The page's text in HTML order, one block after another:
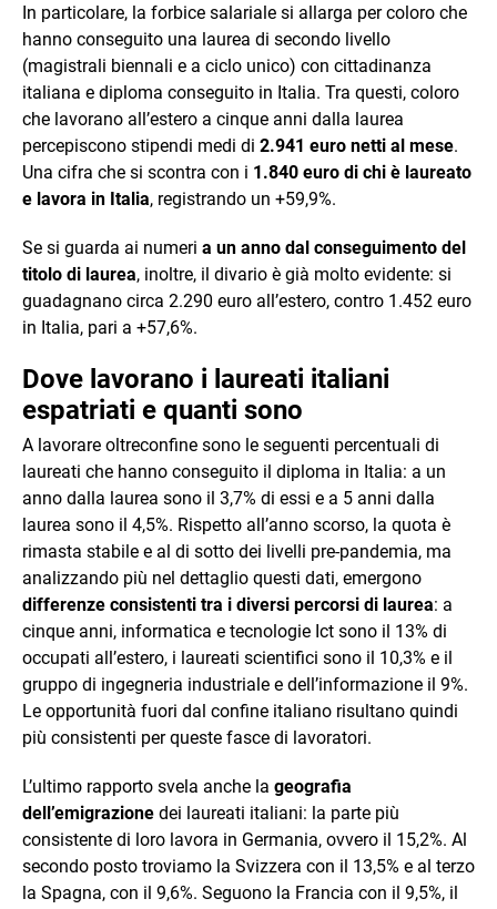
In particolare, la forbice salariale si allarga per coloro che
hanno conseguito una laurea di secondo livello
(magistrali biennali e a ciclo unico) con cittadinanza
italiana e diploma conseguito in Italia. Tra questi, coloro
che lavorano all’estero a cinque anni dalla laurea
percepiscono stipendi medi di 2.941 euro netti al mese.
Una cifra che si scontra con i 1.840 euro di chi è laureato
e lavora in Italia, registrando un +59,9%.
Se si guarda ai numeri a un anno dal conseguimento del
titolo di laurea, inoltre, il divario è già molto evidente: si
guadagnano circa 2.290 euro all’estero, contro 1.452 euro
in Italia, pari a +57,6%.
Dove lavorano i laureati italiani
espatriati e quanti sono
A lavorare oltreconfine sono le seguenti percentuali di
laureati che hanno conseguito il diploma in Italia: a un
anno dalla laurea sono il 3,7% di essi e a 5 anni dalla
laurea sono il 4,5%. Rispetto all’anno scorso, la quota è
rimasta stabile e al di sotto dei livelli pre-pandemia, ma
analizzando più nel dettaglio questi dati, emergono
differenze consistenti tra i diversi percorsi di laurea: a
cinque anni, informatica e tecnologie Ict sono il 13% di
occupati all’estero, i laureati scientifici sono il 10,3% e il
gruppo di ingegneria industriale e dell’informazione il 9%.
Le opportunità fuori dal confine italiano risultano quindi
più consistenti per queste fasce di lavoratori.
L’ultimo rapporto svela anche la geografia
dell’emigrazione dei laureati italiani: la parte più
consistente di loro lavora in Germania, ovvero il 15,2%. Al
secondo posto troviamo la Svizzera con il 13,5% e al terzo
la Spagna, con il 9,6%. Seguono la Francia con il 9,5%, il